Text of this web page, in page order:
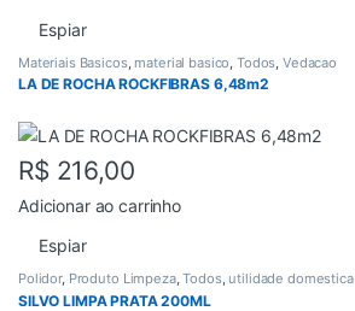
Espiar
Materiais Basicos, material basico Todos ,Vedacao
LA DE ROCHA ROCKFIBRAS 6,48m2
R$ 216,00
Adicionar ao carrinho
Espiar
Polidor, Produto Limpeza,Todos, utilidade domestica
SILVO LIMPA PRATA 200ML